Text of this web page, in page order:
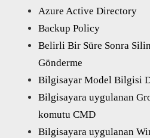
Azure Active Directory
Backup Policy
Belirli Bir Süre Sonra
Gönderme
Bilgisayar Model Bilgisi
Bilgisayara uygulanan
komutu CMD
Bilgisayara uygulanan